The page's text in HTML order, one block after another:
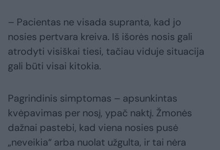
– Pacientas ne visada supranta, kad jo
nosies pertvara kreiva. Iš išorės nosis gali
atrodyti visiškai tiesi, tačiau viduje situacija
gali būti visai kitokia.
Pagrindinis simptomas – apsunkintas
kvėpavimas per nosį, ypač naktį. Žmonės
dažnai pastebi, kad viena nosies pusė
„neveikia“ arba nuolat užgulta, ir tai nėra